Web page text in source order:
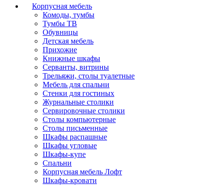
Корпусная мебель
Комоды, тумбы
Тумбы ТВ
Обувницы
Детская мебель
Прихожие
Книжные шкафы
Серванты, витрины
Трельяжи, столы туалетные
Мебель для спальни
Стенки для гостиных
Журнальные столики
Сервировочные столики
Столы компьютерные
Столы письменные
Шкафы распашные
Шкафы угловые
Шкафы-купе
Спальни
Корпусная мебель Лофт
Шкафы-кровати